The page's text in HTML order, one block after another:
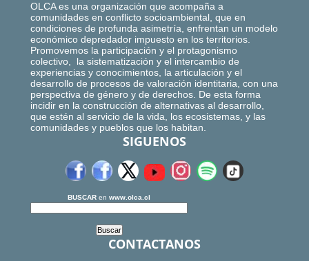
OLCA es una organización que acompaña a
comunidades en conflicto socioambiental, que en
condiciones de profunda asimetría, enfrentan un modelo
económico depredador impuesto en los territorios.
Promovemos la participación y el protagonismo
colectivo, la sistematización y el intercambio de
experiencias y conocimientos, la articulación y el
desarrollo de procesos de valoración identitaria, con una
perspectiva de género y de derechos. De esta forma
incidir en la construcción de alternativas al desarrollo,
que estén al servicio de la vida, los ecosistemas, y las
comunidades y pueblos que los habitan.
SIGUENOS
BUSCAR en www.olca.cl
CONTACTANOS